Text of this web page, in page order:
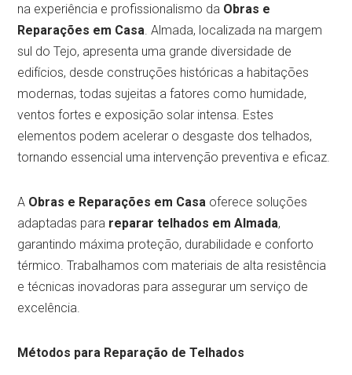
na experiência e profissionalismo da Obras e
Reparações em Casa . Almada, localizada na margem
sul do Tejo, apresenta uma grande diversidade de
edifícios, desde construções históricas a habitações
modernas, todas sujeitas a fatores como humidade,
ventos fortes e exposição solar intensa. Estes
elementos podem acelerar o desgaste dos telhados,
tornando essencial uma intervenção preventiva e eficaz.
A Obras e Reparações em Casa oferece soluções
adaptadas para reparar telhados em Almada,
garantindo máxima proteção, durabilidade e conforto
térmico. Trabalhamos com materiais de alta resistência
e técnicas inovadoras para assegurar um serviço de
excelência.
Métodos para Reparação de Telhados